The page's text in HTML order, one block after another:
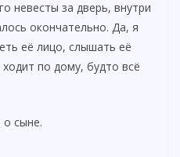
невесты за дверь, внутри
окончательно. Да, я
её лицо, слышать её
по дому, будто всё
сыне.